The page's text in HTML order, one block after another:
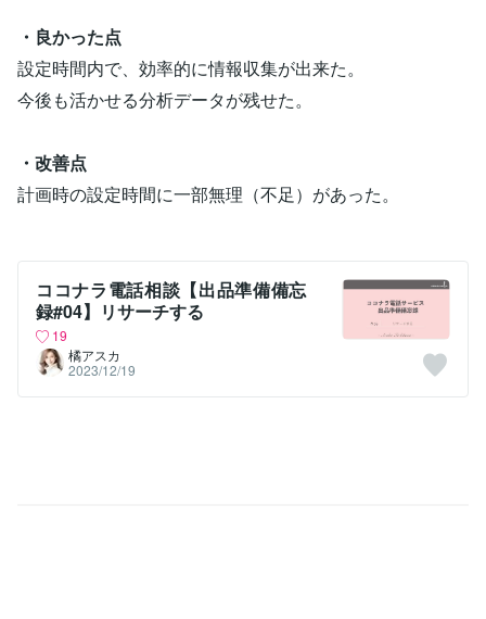
・良かった点
設定時間内で、効率的に情報収集が出来た。
今後も活かせる分析データが残せた。
・改善点
計画時の設定時間に一部無理（不足）があった。
ココナラ電話相談【出品準備備忘
録#04】リサーチする
19
橘アスカ
2023/12/19